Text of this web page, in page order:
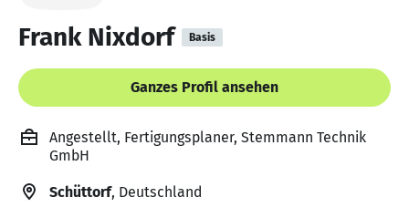
Frank Nixdorf Basis
Ganzes Profil ansehen
Angestellt, Fertigungsplaner, Stemmann Technik
GmbH
Schüttorf, Deutschland